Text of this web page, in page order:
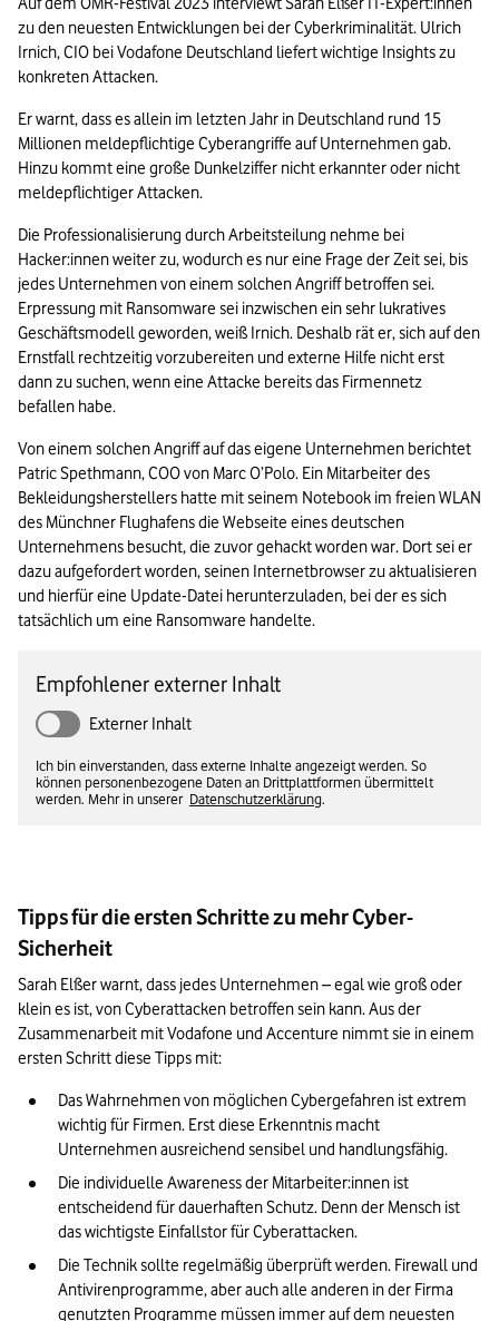
zu den neuesten Entwicklungen bei der Cyberkriminalität. Ulrich
Irnich, CIO bei Vodafone Deutschland liefert wichtige Insights zu
konkreten Attacken.
Er warnt, dass es allein im letzten Jahr in Deutschland rund 15
Millionen meldepflichtige Cyberangriffe auf Unternehmen gab.
Hinzu kommt eine große Dunkelziffer nicht erkannter oder nicht
meldepflichtiger Attacken.
Die Professionalisierung durch Arbeitsteilung nehme bei
Hacker:innen weiter zu, wodurch es nur eine Frage der Zeit sei, bis
jedes Unternehmen von einem solchen Angriff betroffen sei.
Erpressung mit Ransomware sei inzwischen ein sehr lukratives
Geschäftsmodell geworden, weiß Irnich. Deshalb rät er, sich auf den
Ernstfall rechtzeitig vorzubereiten und externe Hilfe nicht erst
dann zu suchen, wenn eine Attacke bereits das Firmennetz
befallen habe.
Von einem solchen Angriff auf das eigene Unternehmen berichtet
Patric Spethmann, COO von Marc O’Polo. Ein Mitarbeiter des
Bekleidungsherstellers hatte mit seinem Notebook im freien WLAN
des Münchner Flughafens die Webseite eines deutschen
Unternehmens besucht, die zuvor gehackt worden war. Dort sei er
dazu aufgefordert worden, seinen Internetbrowser zu aktualisieren
und hierfür eine Update-Datei herunterzuladen, bei der es sich
tatsächlich um eine Ransomware handelte.
Empfohlener externer Inhalt
Externer Inhalt
Ich bin einverstanden, dass externe Inhalte angezeigt werden. So
können personenbezogene Daten an Drittplattformen übermittelt
werden. Mehr in unserer Datenschutzerklärung.
Tipps für die ersten Schritte zu mehr Cyber-
Sicherheit
Sarah Elßer warnt, dass jedes Unternehmen – egal wie groß oder
klein es ist, von Cyberattacken betroffen sein kann. Aus der
Zusammenarbeit mit Vodafone und Accenture nimmt sie in einem
ersten Schritt diese Tipps mit:
Das Wahrnehmen von möglichen Cybergefahren ist extrem
wichtig für Firmen. Erst diese Erkenntnis macht
Unternehmen ausreichend sensibel und handlungsfähig.
Die individuelle Awareness der Mitarbeiter:innen ist
entscheidend für dauerhaften Schutz. Denn der Mensch ist
das wichtigste Einfallstor für Cyberattacken.
Die Technik sollte regelmäßig überprüft werden. Firewall und
Antivirenprogramme, aber auch alle anderen in der Firma
genutzten Programme müssen immer auf dem neuesten